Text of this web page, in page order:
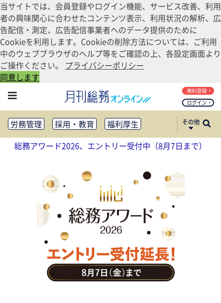
当サイトでは、会員登録やログイン機能、サービス改善、利用
者の興味関心に合わせたコンテンツ表示、利用状況の解析、広
告配信・測定、広告配信事業者へのデータ提供のために
Cookieを利用します。Cookieの削除方法については、ご利用
中のウェブブラウザのヘルプ等をご確認の上、各設定画面より
ご操作ください。 プライバシーポリシー
同意します
ログイン
無料登録
労務管理 採用・教育
福利厚生
健康経営
働き方改革
法務・コンプライアンス
リスクマネジメント・BCP
社外・社内広報
社外・社内コミュニケーション活性化
FM・オフィス移転
CSR・SDGs
テクノロジー活用・DX
助成金・補助金・コスト削減
アウトソーシング・BPO
調査・レポート
その他
総務アワード2026、エントリー受付中（8月7日まで）